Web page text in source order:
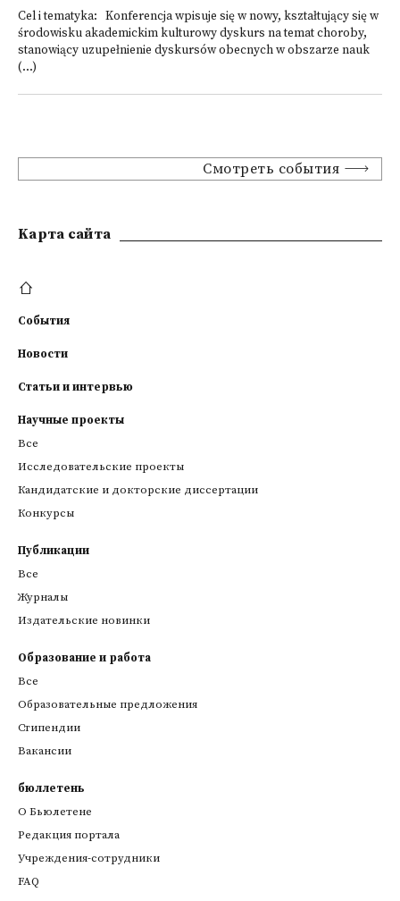
Cel i tematyka: Konferencja wpisuje się w nowy, kształtujący się w
środowisku akademickim kulturowy dyskurs na temat choroby,
stanowiący uzupełnienie dyskursów obecnych w obszarze nauk
(...)
Смотреть события
Kарта сайта
События
Новости
Статьи и интервью
Научные проекты
Все
Исследовательские проекты
Кандидатские и докторские диссертации
Конкурсы
Публикации
Все
Журналы
Издательские новинки
Образование и работа
Все
Образовательные предложения
Стипендии
Вакансии
бюллетень
О Бьюлетене
Редакция портала
Учреждения-сотрудники
FAQ